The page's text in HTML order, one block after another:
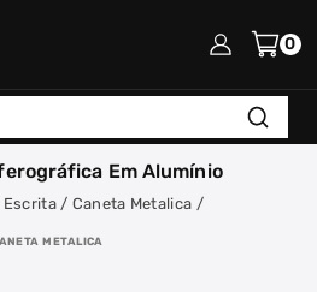
0
Search
Em Alumínio
Escrita / Caneta Metalica /
METALICA